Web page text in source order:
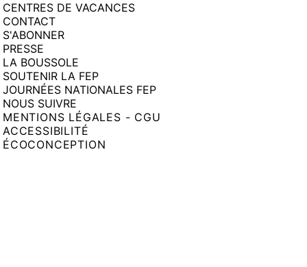
CENTRES DE VACANCES
CONTACT
S'ABONNER
PRESSE
LA BOUSSOLE
SOUTENIR LA FEP
JOURNÉES NATIONALES FEP
NOUS SUIVRE
MENTIONS LÉGALES - CGU
ACCESSIBILITÉ
ÉCOCONCEPTION